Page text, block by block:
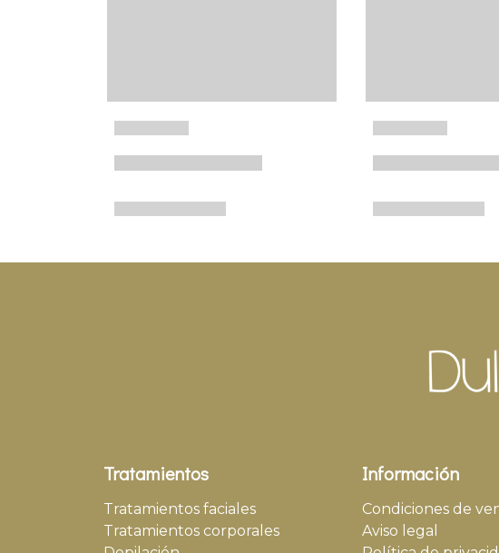
Tratamientos
Tratamientos faciales
Tratamientos corporales
Información
Condiciones de
Aviso legal